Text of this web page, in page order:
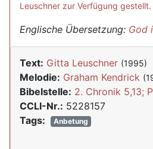
Leuschner zur Verfügung gestellt.
Englische Übersetzung: God
Text: Gitta Leuschner (1995)
Melodie: Graham Kendrick
Bibelstelle: 2. Chronik 5,13;
CCLI-Nr.: 5228157
Tags:
Anbetung